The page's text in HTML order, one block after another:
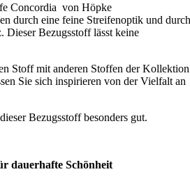
Concordia von Höpke
durch eine feine Streifenoptik und durch
Dieser Bezugsstoff lässt keine
Stoff mit anderen Stoffen der Kollektion
Sie sich inspirieren von der Vielfalt an
Bezugsstoff besonders gut.
dauerhafte Schönheit